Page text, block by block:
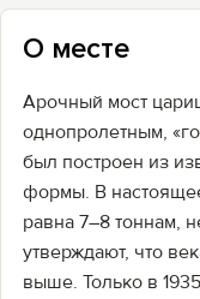
О месте
Арочный мост
однопролетным,
был построен из
формы. В
равна 7–8 тоннам,
утверждают, что
выше. Только в